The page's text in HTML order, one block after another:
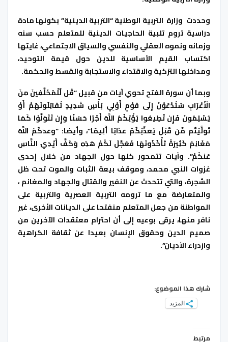
وحددت وزارة التربية الوطنية “التربية الدينية” بكونها مادة
دراسية تروم تلبية الحاجيات الدينية للمتعلم حسب سنه
وزمانه ونموه العقلي والنفسي والسياق الاجتماعي، غايتها
اكتساب القيم الأساسية للدين حول قيمة التوحيد،
ومداخلها التزكية والاقتداء والاستجابة والقسط والحكمة.
وبما أن سورة الفتح تحوي آيات من قبيل “قُل لِّلْمُخَلَّفِينَ مِنَ
الْأَعْرَابِ سَتُدْعَوْنَ إِلَى قَوْمٍ أُوْلِي بَأْسٍ شَدِيدٍ تُقَاتِلُونَهُمْ أَوْ
يُسْلِمُونَ فَإِن تُطِيعُوا يُؤْتِكُمُ اللَّهُ أَجْرًا حَسَنًا وَإِن تَتَوَلَّوْا كَمَا
تَوَلَّيْتُم مِّن قَبْلُ يُعَذِّبْكُمْ عَذَابًا أَلِيمًا”، وأيضا: “وَعَدَكُمُ اللَّهُ
مَغَانِمَ كَثِيرَةً تَأْخُذُونَهَا فَعَجَّلَ لَكُمْ هَذِهِ وَكَفَّ أَيْدِيَ النَّاسِ
عَنكُمْ”. وآيات تتمحور كلها حول الجهاد من خلال إحدى
غزوات النبي محمد، وموقف بيعة الثبات والموت تحت ظل
الشجرة، والتي تتحدث عن النفير والقتال والجهاد والمغانم ،
والمتعارضة مع ما ترومه التربية العصرية والتربية على
المواطنة من جعل المتعلم منفتحا على الديانات الأخرى، غير
نافر منها، يرقى بوعيه إلى أن احترام معتقدات الآخرين من
صميم الدين وحقوق الإنسان بعيدا عن ثقافة الكراهية
وازدراء الأديان”.
شارك هذا الموضوع:
المزيد
مرتبط